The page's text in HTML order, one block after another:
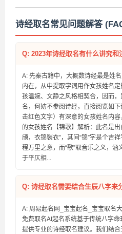
诗经取名常见问题解答
Q: 2023年诗经取名有什么讲究和
A: 先秦古籍中，大概数诗经最是姓
内在，从中提取字词用作女孩姓名
孩温婉、文静之风格相契合，因而
名，何妨不参阅诗经，直接阅览如
击红色文字）有深意的女孩姓名内
的女孩姓名【锦歌】解析：此名是出
颀，衣锦褧衣”，其间“锦”字是个吉
程万里之意，而“歌”取音乐之义，
于平仄相...
Q: 诗经取名需要结合生辰八字来
A: 周易起名网_宝宝起名_宝宝取名
免费取名AI起名系统基于传统八字
提供专业的诗经取名建议。我们结